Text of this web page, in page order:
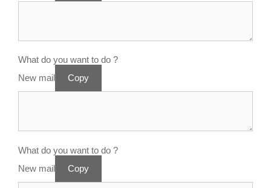
What do you want to do ?
New mail
Copy
What do you want to do ?
New mail
Copy